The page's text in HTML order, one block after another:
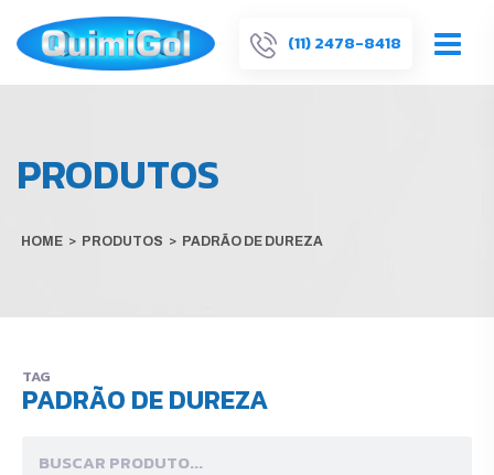
(11) 2478-8418
PRODUTOS
HOME > PRODUTOS > PADRÃO DE DUREZA
TAG
PADRÃO DE DUREZA